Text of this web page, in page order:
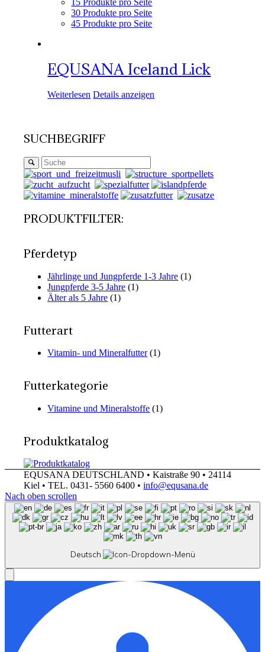
30 Produkte pro Seite
45 Produkte pro Seite
EQUSANA Iceland Lick
Weiterlesen Details anzeigen
SUCHBEGRIFF
PRODUKTFILTER:
Pferdetyp
Jährlinge und Jungpferde 1-3 Jahre (1)
Jungpferde 3-5 Jahre (1)
Älter als 5 Jahre (1)
Futterart
Vitamin- und Mineralfutter (1)
Futterkategorie
Vitamine und Mineralstoffe (1)
Produktkatalog
EQUSANA DEUTSCHLAND • Kaistraße 90 • 24114
Kiel • TEL. 0431- 5560 6400 •info@equsana.de
Nach oben scrollen
Deutsch